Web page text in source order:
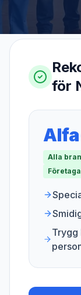
för
Alla
Trygg